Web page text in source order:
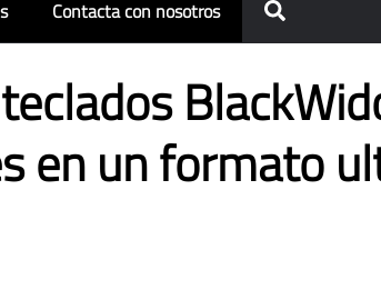
Contacta con nosotros
en un formato